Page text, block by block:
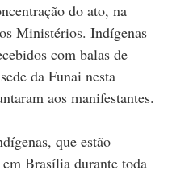
do ato, na
Ministérios. Indígenas
com balas de
da Funai nesta
aos manifestantes.
que estão
Brasília durante toda